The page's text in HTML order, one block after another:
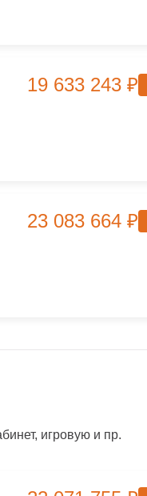
19 633 243 ₽
23 083 664 ₽
игровую и пр.